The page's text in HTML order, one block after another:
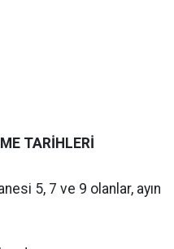
TARİHLERİ
5, 7 ve 9 olanlar, ayın